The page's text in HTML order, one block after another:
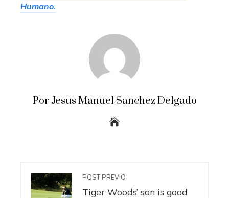
Humano.
Por Jesus Manuel Sanchez Delgado
POST PREVIO
Tiger Woods’ son is good